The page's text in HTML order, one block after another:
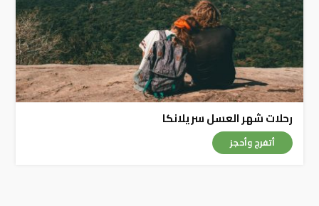
رحلات شهر العسل سريلانكا
أتفرج وأحجز